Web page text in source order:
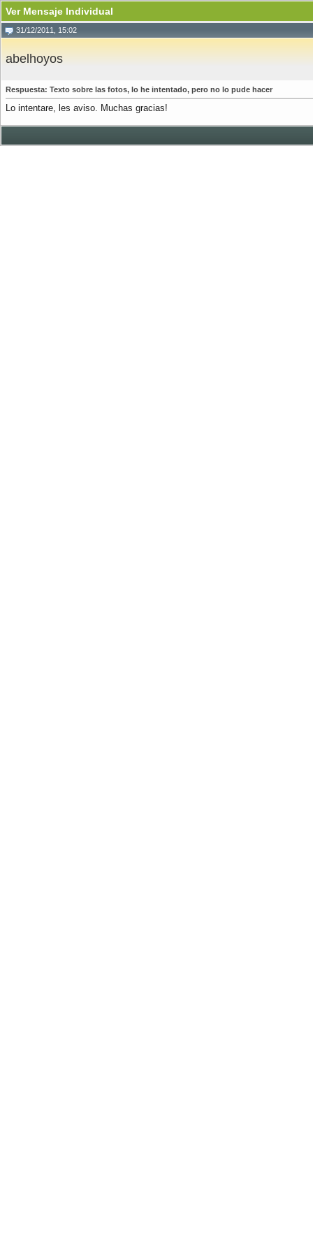
Ver Mensaje Individual
31/12/2011, 15:02
abelhoyos
Respuesta: Texto sobre las fotos, lo he intentado, pero no lo pude hacer
Lo intentare, les aviso. Muchas gracias!